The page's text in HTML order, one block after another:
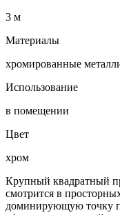
3 м
Материалы
хромированные
Использование
в помещении
Цвет
хром
Крупный квадратный
смотрится в
доминирующую точку